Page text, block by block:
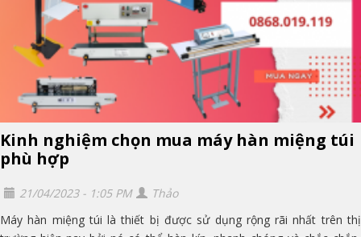
Kinh nghiệm chọn mua máy hàn miệng túi
phù hợp
21/04/2023 - 1:05 PM
Thảo
Máy hàn miệng túi là thiết bị được sử dụng rộng rãi nhất trên thị